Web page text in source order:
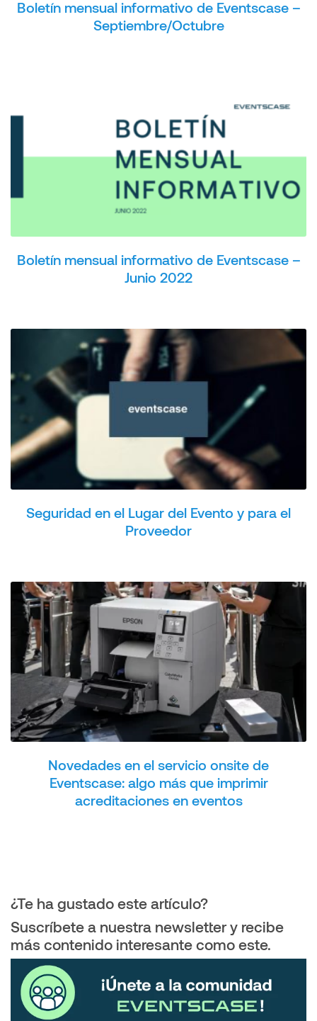
Boletín mensual informativo de Eventscase –
Septiembre/Octubre
Boletín mensual informativo de Eventscase –
Junio 2022
Seguridad en el Lugar del Evento y para el
Proveedor
Novedades en el servicio onsite de
Eventscase: algo más que imprimir
acreditaciones en eventos
¿Te ha gustado este artículo?
Suscríbete a nuestra newsletter y recibe
más contenido interesante como este.